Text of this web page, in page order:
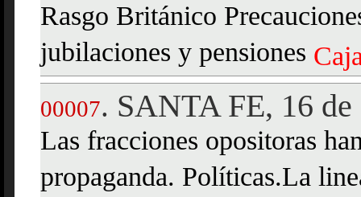
Rasgo Británico
jubilaciones y pensiones
00007. SANTA FE, 16 de
Las fracciones opositoras
propaganda. Políticas.La